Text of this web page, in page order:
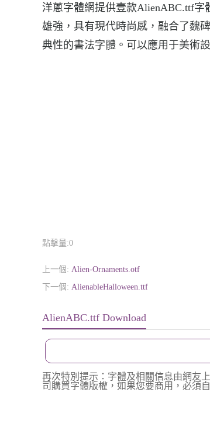
洋蔥字體網提供壹款AlienABC.ttf
雄強，具有現代時尚感，融合了魏
典性的書法字體。可以應用于美術
點擊量:0
上一個: Alien-Ornaments.otf
下一個: AlienableHalloween.ttf
AlienABC.ttf Download
再次特別提示：字體及相關信息由網友
司購買字體版權，如果您要商用，必須